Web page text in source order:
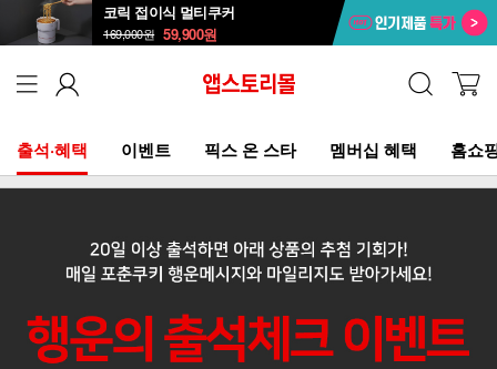
코릭 접이식 멀티쿠커
169,000원 59,900원
출석·혜택 이벤트 픽스 온 스타 멤버십 혜택 홈쇼